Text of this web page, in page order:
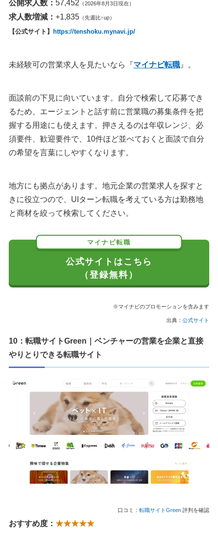
公開求人数： 57,452 （2026年8月3日現在）
求人数増減： +1,835 （先週比↑up）
【公式サイト】 https://tenshoku.mynavi.jp/
未経験可の営業求人を見たいなら『マイナビ転職 』。
面談前の下見に向いています。自分で検索して応募でき
るため、エージェントと話す前に営業職の募集条件を把
握する用途にも使えます。押さえるのは年収レンジ、必
須要件、歓迎要件で、10件ほど並べておくと面談で自分
の希望を言葉にしやすくなります。
地方にも拠点があります。地元企業の営業求人を探すと
きに役立つので、UIターン転職を考えている方は勤務地
と商材を絞って検索してください。
マイナビ転職
公式サイトはこちら
（登録無料）
※マイナビのプロモーションを含みます
出典： 公式サイト
10：転職サイトGreen｜ベンチャーの営業を企業と直接
やりとりできる転職サイト
口コミ： 転職サイトGreen 評判を確認
おすすめ度： ★★★★★